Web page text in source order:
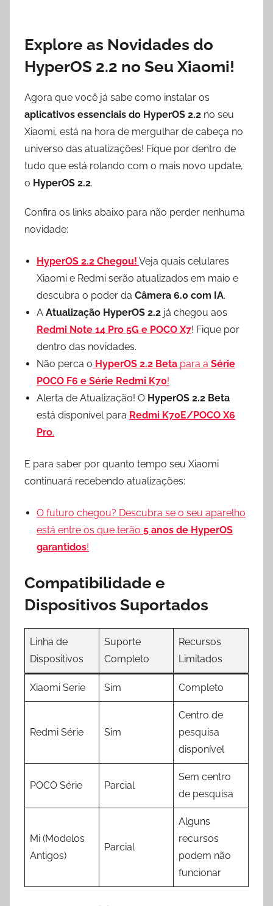
Explore as Novidades do
HyperOS 2.2 no Seu Xiaomi!
Agora que você já sabe como instalar os
aplicativos essenciais do HyperOS 2.2 no seu
Xiaomi, está na hora de mergulhar de cabeça no
universo das atualizações! Fique por dentro de
tudo que está rolando com o mais novo update,
o HyperOS 2.2.
Confira os links abaixo para não perder nenhuma
novidade:
HyperOS 2.2 Chegou! Veja quais celulares
Xiaomi e Redmi serão atualizados em maio e
descubra o poder da Câmera 6.0 com IA.
A Atualização HyperOS 2.2 já chegou aos
Redmi Note 14 Pro 5G e POCO X7! Fique por
dentro das novidades.
Não perca o HyperOS 2.2 Beta para a Série
POCO F6 e Série Redmi K70!
Alerta de Atualização! O HyperOS 2.2 Beta
está disponível para Redmi K70E/POCO X6
Pro.
E para saber por quanto tempo seu Xiaomi
continuará recebendo atualizações:
O futuro chegou? Descubra se o seu aparelho
está entre os que terão 5 anos de HyperOS
garantidos!
Compatibilidade e
Dispositivos Suportados
Linha de
Dispositivos
Suporte
Completo
Recursos
Limitados
Xiaomi Serie Sim Completo
Redmi Série Sim
Centro de
pesquisa
disponível
POCO Série Parcial
Sem centro
de pesquisa
Mi (Modelos
Antigos)
Parcial
Alguns
recursos
podem não
funcionar